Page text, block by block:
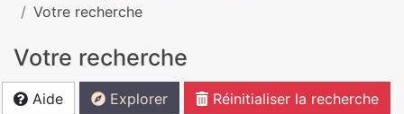
Votre recherche
Votre recherche
Aide Explorer Réinitialiser la recherche